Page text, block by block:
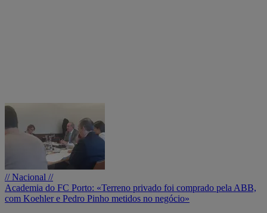
// Nacional //
Academia do FC Porto: «Terreno privado foi comprado pela ABB,
com Koehler e Pedro Pinho metidos no negócio»